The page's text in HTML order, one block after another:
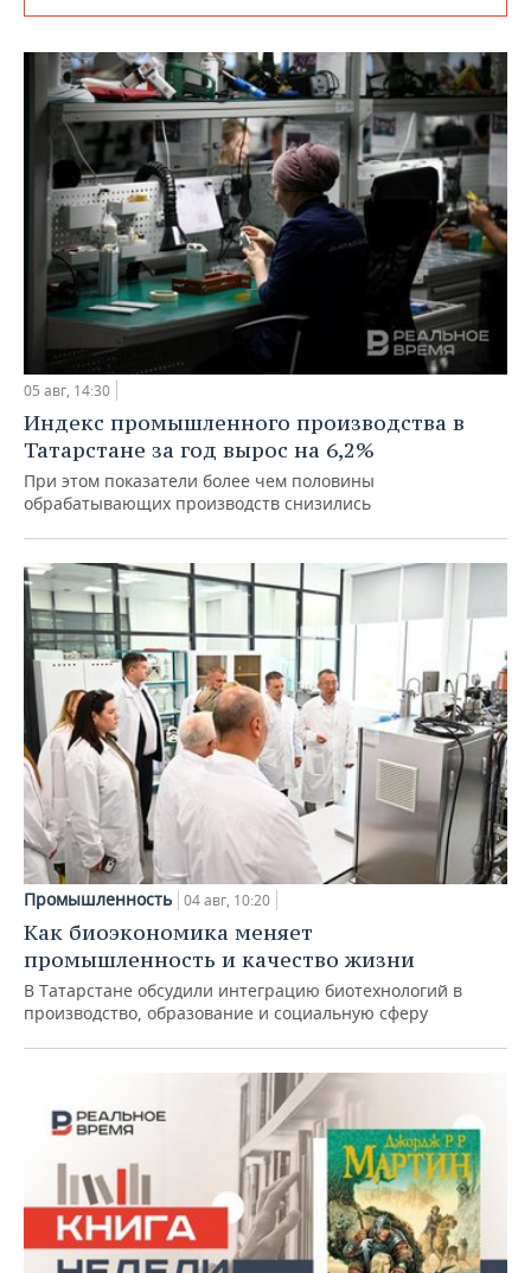
05 авг, 14:30
Индекс промышленного производства в
Татарстане за год вырос на 6,2%
При этом показатели более чем половины
обрабатывающих производств снизились
Промышленность 04 авг, 10:20
Как биоэкономика меняет
промышленность и качество жизни
В Татарстане обсудили интеграцию биотехнологий в
производство, образование и социальную сферу